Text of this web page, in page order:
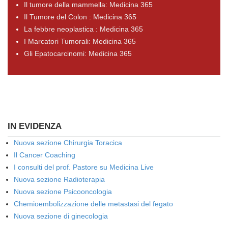
Il tumore della mammella: Medicina 365
Il Tumore del Colon : Medicina 365
La febbre neoplastica : Medicina 365
I Marcatori Tumorali: Medicina 365
Gli Epatocarcinomi: Medicina 365
IN EVIDENZA
Nuova sezione Chirurgia Toracica
Il Cancer Coaching
I consulti del prof. Pastore su Medicina Live
Nuova sezione Radioterapia
Nuova sezione Psicooncologia
Chemioembolizzazione delle metastasi del fegato
Nuova sezione di ginecologia